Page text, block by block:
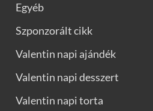
Egyéb
Szponzorált cikk
Valentin napi ajándék
Valentin napi desszert
Valentin napi torta